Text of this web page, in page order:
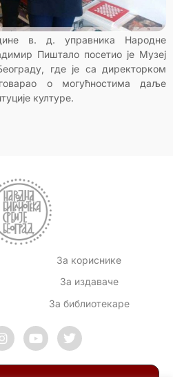
в. д. управника Народне
Пиштало посетио је Музеј
где је са директорком
о могућностима даље
културе.
За кориснике
За издаваче
За библиотекаре